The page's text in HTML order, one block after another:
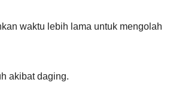
waktu lebih lama untuk mengolah
akibat daging.